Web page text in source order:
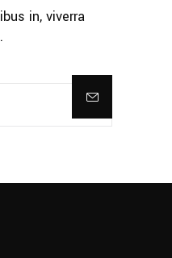
in, viverra